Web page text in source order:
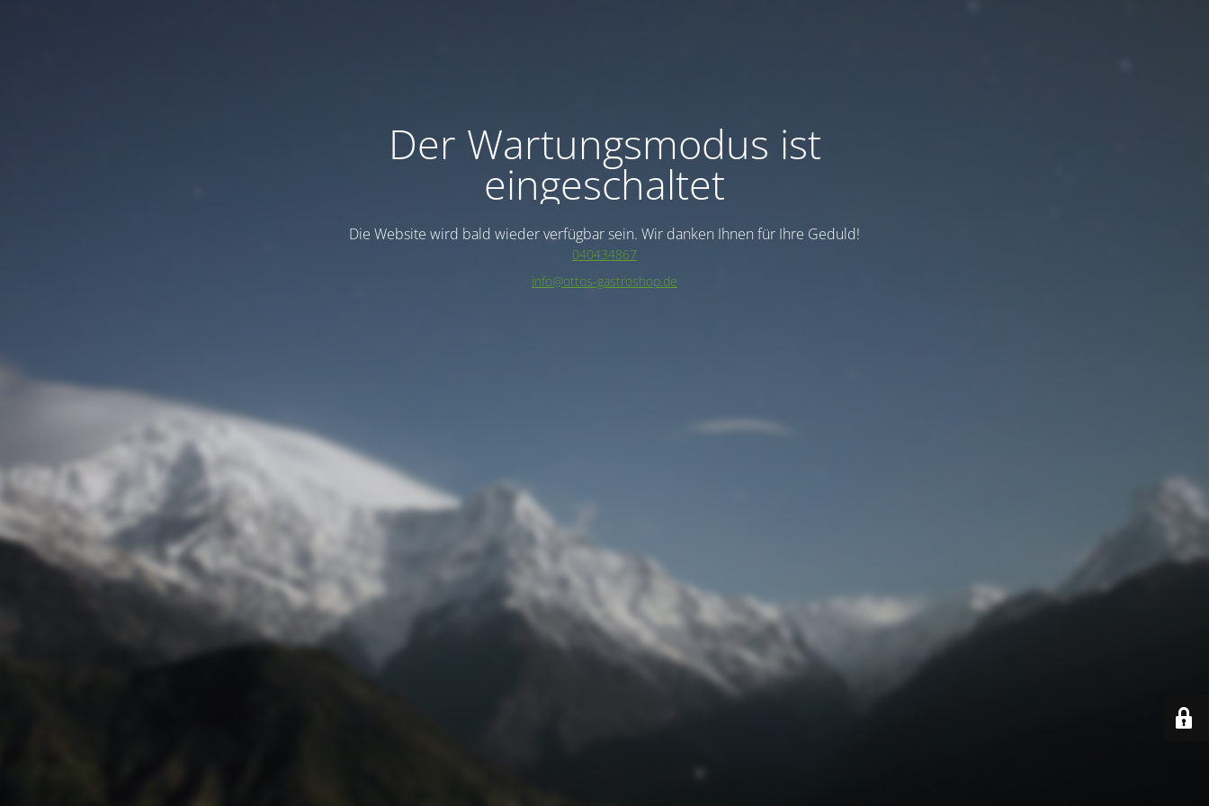
Der Wartungsmodus ist
eingeschaltet
Die Website wird bald wieder verfügbar sein. Wir danken Ihnen für Ihre Geduld!
040434867
info@ottos-gastroshop.de